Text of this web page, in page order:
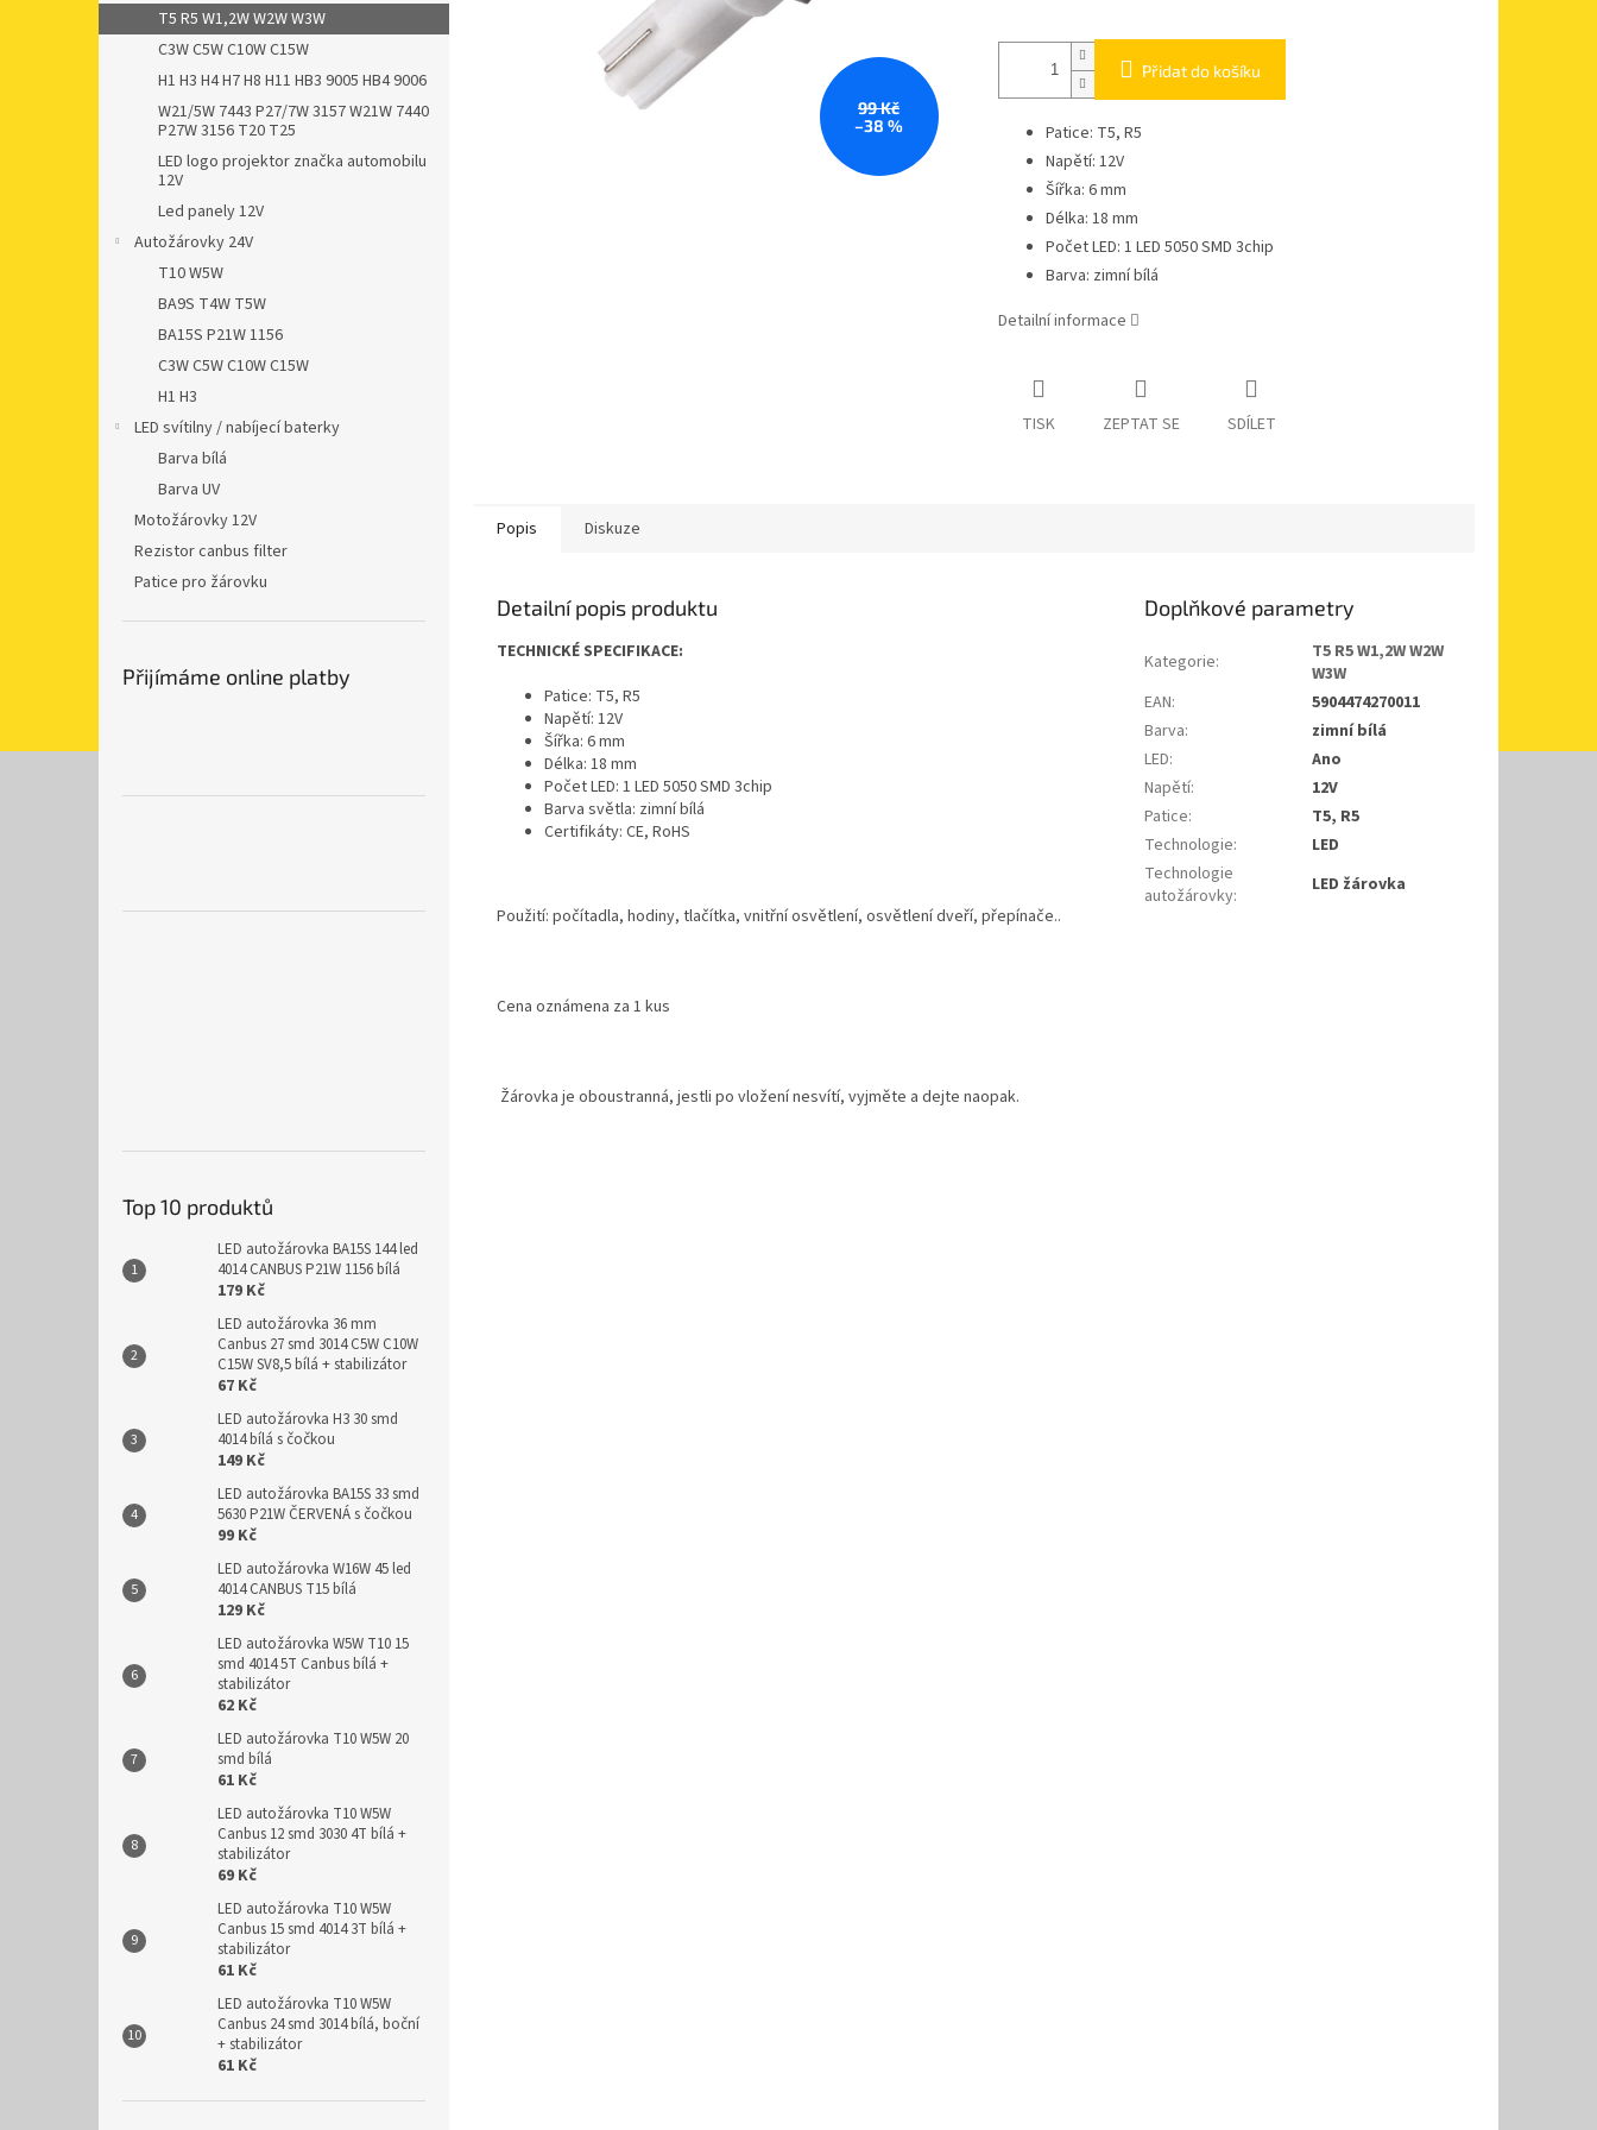
n
e
T5 R5 W1,2W W2W W3W
C3W C5W C10W C15W
H1 H3 H4 H7 H8 H11 HB3 9005 HB4 9006
W21/5W 7443 P27/7W 3157 W21W 7440
P27W 3156 T20 T25
LED logo projektor značka automobilu
12V
Led panely 12V
Autožárovky 24V
T10 W5W
BA9S T4W T5W
BA15S P21W 1156
C3W C5W C10W C15W
H1 H3
LED svítilny / nabíjecí baterky
Barva bílá
Barva UV
Motožárovky 12V
Rezistor canbus filter
Patice pro žárovku
Přijímáme online platby
Top 10 produktů
LED autožárovka BA15S 144 led
4014 CANBUS P21W 1156 bílá
179 Kč
LED autožárovka 36 mm
Canbus 27 smd 3014 C5W C10W
C15W SV8,5 bílá + stabilizátor
67 Kč
LED autožárovka H3 30 smd
4014 bílá s čočkou
149 Kč
LED autožárovka BA15S 33 smd
5630 P21W ČERVENÁ s čočkou
99 Kč
LED autožárovka W16W 45 led
4014 CANBUS T15 bílá
129 Kč
LED autožárovka W5W T10 15
smd 4014 5T Canbus bílá +
stabilizátor
62 Kč
LED autožárovka T10 W5W 20
smd bílá
61 Kč
LED autožárovka T10 W5W
Canbus 12 smd 3030 4T bílá +
stabilizátor
69 Kč
LED autožárovka T10 W5W
Canbus 15 smd 4014 3T bílá +
stabilizátor
61 Kč
LED autožárovka T10 W5W
Canbus 24 smd 3014 bílá, boční
+ stabilizátor
61 Kč
99 Kč
–38 %
Přidat do košíku
Patice: T5, R5
Napětí: 12V
Šířka: 6 mm
Délka: 18 mm
Počet LED: 1 LED 5050 SMD 3chip
Barva: zimní bílá
Detailní informace
TISK ZEPTAT SE SDÍLET
Popis Diskuze
Detailní popis produktu
TECHNICKÉ SPECIFIKACE:
Patice: T5, R5
Napětí: 12V
Šířka: 6 mm
Délka: 18 mm
Počet LED: 1 LED 5050 SMD 3chip
Barva světla: zimní bílá
Certifikáty: CE, RoHS
Použití: počítadla, hodiny, tlačítka, vnitřní osvětlení, osvětlení dveří, přepínače..
Cena oznámena za 1 kus
Žárovka je oboustranná, jestli po vložení nesvítí, vyjměte a dejte naopak.
Doplňkové parametry
Kategorie:
T5 R5 W1,2W W2W
W3W
EAN:
5904474270011
Barva:
zimní bílá
LED:
Ano
Napětí:
12V
Patice:
T5, R5
Technologie:
LED
Technologie
autožárovky: LED žárovka